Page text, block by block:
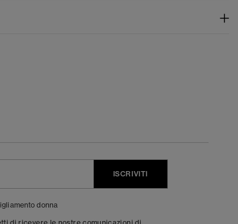
ISCRIVITI
donna